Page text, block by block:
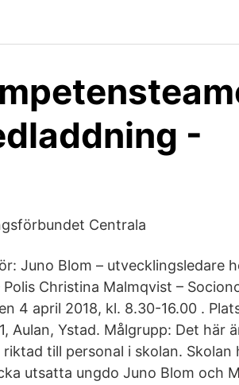
-
Centrala
Juno Blom – utvecklingsledare
Christina Malmqvist –
4 april 2018, kl. 8.30-16.00 .
Aulan, Ystad. Målgrupp: Det här
till personal i skolan. Skolan
utsatta ungdo Juno Blom och